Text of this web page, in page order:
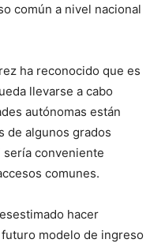
común a nivel nacional
ha reconocido que es
llevarse a cabo
autónomas están
de algunos grados
conveniente
comunes.
hacer
modelo de ingreso